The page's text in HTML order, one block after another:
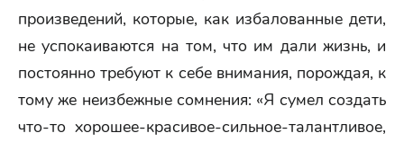
произведений, которые, как избалованные дети,
не успокаиваются на том, что им дали жизнь, и
постоянно требуют к себе внимания, порождая, к
тому же неизбежные сомнения: «Я сумел создать
что-то хорошее-красивое-сильное-талантливое,